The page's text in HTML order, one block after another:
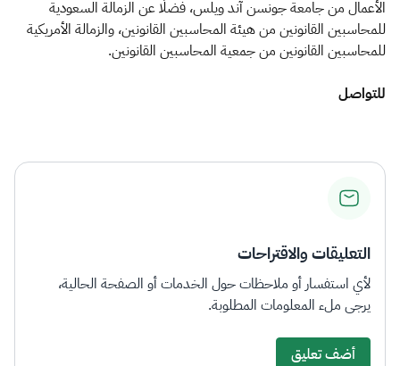
الأعمال من جامعة جونسن آند ويلس، فضلًا عن الزمالة السعودية
للمحاسبين القانونين من هيئة المحاسبين القانونين، والزمالة الأمريكية
للمحاسبين القانونين من جمعية المحاسبين القانونين.​
للتواصل
التعليقات والاقتراحات
لأي استفسار أو ملاحظات حول الخدمات أو الصفحة الحالية،
يرجى ملء المعلومات المطلوبة.
أضف تعليق